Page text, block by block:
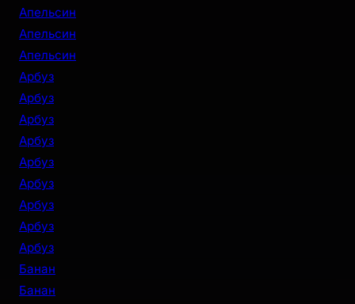
Апельсин
Апельсин
Апельсин
Арбуз
Арбуз
Арбуз
Арбуз
Арбуз
Арбуз
Арбуз
Арбуз
Арбуз
Банан
Банан